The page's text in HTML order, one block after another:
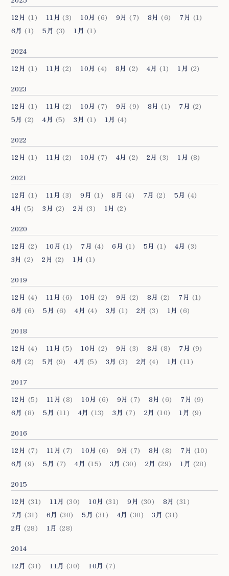
12月 (1) 11月 (3) 10月 (6) 9月 (7) 8月 (6) 7月 (1)
6月 (1) 5月 (3) 1月 (1)
2024
12月 (1) 11月 (2) 10月 (4) 8月 (2) 4月 (1) 1月 (2)
2023
12月 (1) 11月 (2) 10月 (7) 9月 (9) 8月 (1) 7月 (2)
5月 (2) 4月 (5) 3月 (1) 1月 (4)
2022
12月 (1) 11月 (2) 10月 (7) 4月 (2) 2月 (3) 1月 (8)
2021
12月 (1) 11月 (3) 9月 (1) 8月 (4) 7月 (2) 5月 (4)
4月 (5) 3月 (2) 2月 (3) 1月 (2)
2020
12月 (2) 10月 (1) 7月 (4) 6月 (1) 5月 (1) 4月 (3)
3月 (2) 2月 (2) 1月 (1)
2019
12月 (4) 11月 (6) 10月 (2) 9月 (2) 8月 (2) 7月 (1)
6月 (6) 5月 (6) 4月 (4) 3月 (1) 2月 (3) 1月 (6)
2018
12月 (4) 11月 (5) 10月 (2) 9月 (3) 8月 (8) 7月 (9)
6月 (2) 5月 (9) 4月 (5) 3月 (3) 2月 (4) 1月 (11)
2017
12月 (5) 11月 (8) 10月 (6) 9月 (7) 8月 (6) 7月 (9)
6月 (8) 5月 (11) 4月 (13) 3月 (7) 2月 (10) 1月 (9)
2016
12月 (7) 11月 (7) 10月 (6) 9月 (7) 8月 (8) 7月 (10)
6月 (9) 5月 (7) 4月 (15) 3月 (30) 2月 (29) 1月 (28)
2015
12月 (31) 11月 (30) 10月 (31) 9月 (30) 8月 (31)
7月 (31) 6月 (30) 5月 (31) 4月 (30) 3月 (31)
2月 (28) 1月 (28)
2014
12月 (31) 11月 (30) 10月 (7)